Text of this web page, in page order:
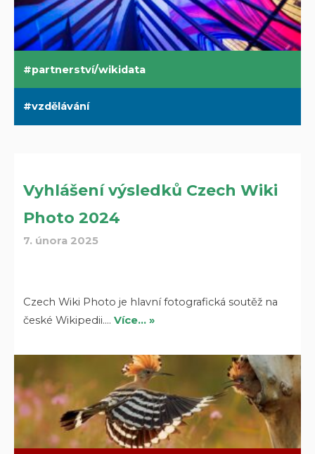
partnerství/wikidata
vzdělávání
Vyhlášení výsledků Czech Wiki
Photo 2024
7. února 2025
Czech Wiki Photo je hlavní fotografická soutěž na
české Wikipedii.…Více… »